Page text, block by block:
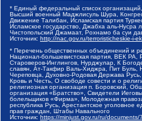
* Единый федеральный список
Высший военный Маджлисуль Шура,
Движение Талибан, Исламская партия
Исламское государство, Джабха аль-
Чистопольский Джамаат, Рохнамо ба суи
Источник: http://nac.gov.ru/terroristicheskie-i-
* Перечень общественных объединений и
Национал-большевистская партия, ВЕК
Староверов-Инглингов, Нурджулар, К
славян, Ат-Такфир Валь-Хиджра, Пит Буль,
Череповца, Духовно-Родовая Держава
Кровь и Честь, О свободе совести и о
религиозная организация п. Боровский,
организация «Братство», Свидетели
болельщиков «Фирма», Молодежная
республика Русь, Арестантское
прав граждан, Штабы Навального
Источник: https://minjust.gov.ru/ru/documents/